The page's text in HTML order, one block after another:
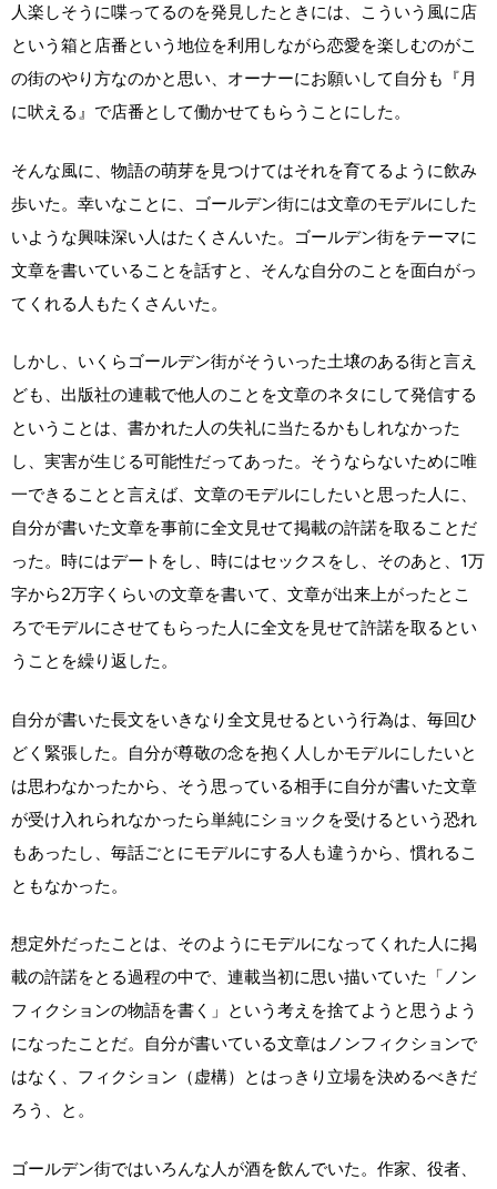
人楽しそうに喋ってるのを発見したときには、こういう風に店
という箱と店番という地位を利用しながら恋愛を楽しむのがこ
の街のやり方なのかと思い、オーナーにお願いして自分も『月
に吠える』で店番として働かせてもらうことにした。
そんな風に、物語の萌芽を見つけてはそれを育てるように飲み
歩いた。幸いなことに、ゴールデン街には文章のモデルにした
いような興味深い人はたくさんいた。ゴールデン街をテーマに
文章を書いていることを話すと、そんな自分のことを面白がっ
てくれる人もたくさんいた。
しかし、いくらゴールデン街がそういった土壌のある街と言え
ども、出版社の連載で他人のことを文章のネタにして発信する
ということは、書かれた人の失礼に当たるかもしれなかった
し、実害が生じる可能性だってあった。そうならないために唯
一できることと言えば、文章のモデルにしたいと思った人に、
自分が書いた文章を事前に全文見せて掲載の許諾を取ることだ
った。時にはデートをし、時にはセックスをし、そのあと、1万
字から2万字くらいの文章を書いて、文章が出来上がったとこ
ろでモデルにさせてもらった人に全文を見せて許諾を取るとい
うことを繰り返した。
自分が書いた長文をいきなり全文見せるという行為は、毎回ひ
どく緊張した。自分が尊敬の念を抱く人しかモデルにしたいと
は思わなかったから、そう思っている相手に自分が書いた文章
が受け入れられなかったら単純にショックを受けるという恐れ
もあったし、毎話ごとにモデルにする人も違うから、慣れるこ
ともなかった。
想定外だったことは、そのようにモデルになってくれた人に掲
載の許諾をとる過程の中で、連載当初に思い描いていた「ノン
フィクションの物語を書く」という考えを捨てようと思うよう
になったことだ。自分が書いている文章はノンフィクションで
はなく、フィクション（虚構）とはっきり立場を決めるべきだ
ろう、と。
ゴールデン街ではいろんな人が酒を飲んでいた。作家、役者、